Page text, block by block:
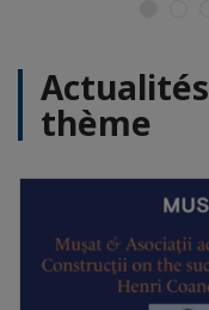
thème